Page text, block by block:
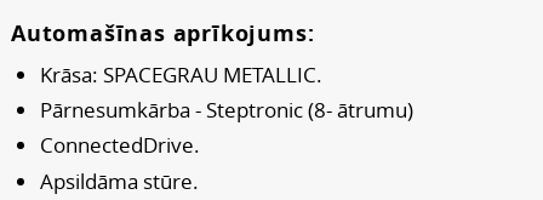
Automašīnas aprīkojums:
Krāsa: SPACEGRAU METALLIC.
Pārnesumkārba - Steptronic (8- ātrumu)
ConnectedDrive.
Apsildāma stūre.